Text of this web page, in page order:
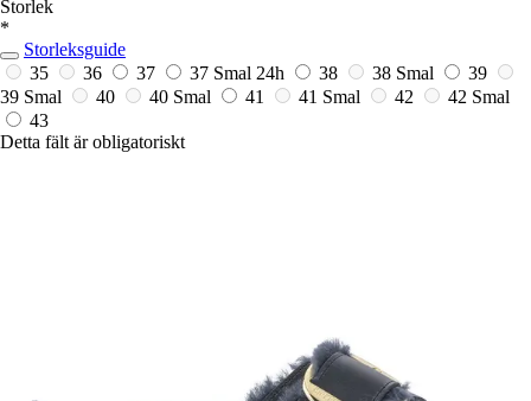
Storlek
*
Storleksguide
35
36 37 37 Smal 24h 38 38 Smal
39
39 Smal
40 40 Smal 41 41 Smal 42
42 Smal
43
Detta fält är obligatoriskt